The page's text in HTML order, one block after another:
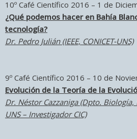
10º Café Científico 2016 – 1 de
¿Qué podemos hacer en Bahía
tecnología?
Dr. Pedro Julián (IEEE, CONICET-UNS)
9º Café Científico 2016 – 10 de
Evolución de la Teoría de la
Dr. Néstor Cazzaniga (Dpto.
UNS – Investigador CIC)